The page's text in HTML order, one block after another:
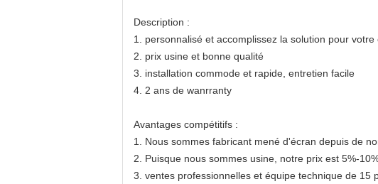
Description :
1. personnalisé et accomplissez la solution pour votre
2. prix usine et bonne qualité
3. installation commode et rapide, entretien facile
4. 2 ans de wanrranty
Avantages compétitifs :
1. Nous sommes fabricant mené d'écran depuis de
2. Puisque nous sommes usine, notre prix est 5%-
3. ventes professionnelles et équipe technique de 15